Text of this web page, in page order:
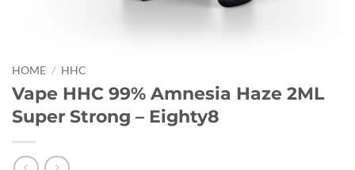
HOME / HHC
Vape HHC 99% Amnesia Haze 2ML
Super Strong – Eighty8